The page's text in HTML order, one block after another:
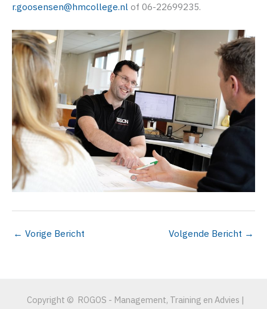
r.goosensen@hmcollege.nl of 06-22699235.
← Vorige Bericht Volgende Bericht →
Copyright © ROGOS - Management, Training en Advies |